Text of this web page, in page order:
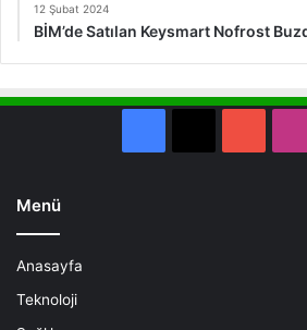
12 Şubat 2024
BİM’de Satılan Keysmart Nofrost
Menü
Anasayfa
Teknoloji